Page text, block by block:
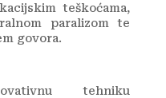
teškoćama,
paralizom te
govora.
tehniku